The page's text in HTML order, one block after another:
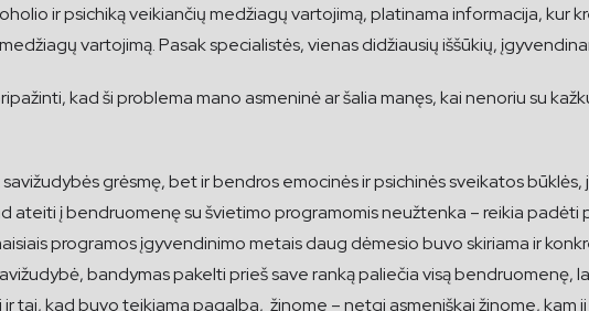
ir psichiką veikiančių medžiagų vartojimą, platinama informacija, kur
vartojimą. Pasak specialistės, vienas didžiausių iššūkių,
kad ši problema mano asmeninė ar šalia manęs, kai nenoriu su
grėsmę, bet ir bendros emocinės ir psichinės sveikatos būklės,
ateiti į bendruomenę su švietimo programomis neužtenka – reikia padėti
programos įgyvendinimo metais daug dėmesio buvo skiriama ir
bandymas pakelti prieš save ranką paliečia visą bendruomenę,
tai, kad buvo teikiama pagalba, žinome – netgi asmeniškai žinome, kam